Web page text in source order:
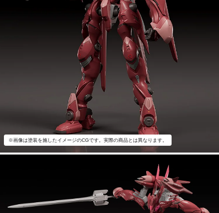
※画像は塗装を施したイメージのCGです。実際の商品とは異なります。